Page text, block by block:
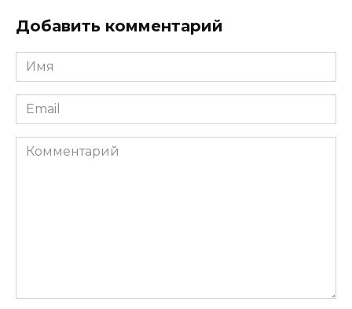
Добавить комментарий
Имя
*
Email
*
Комментарий